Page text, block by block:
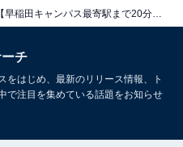
ーチ
をはじめ、最新のリリース情報、ト
で注目を集めている話題をお知らせ